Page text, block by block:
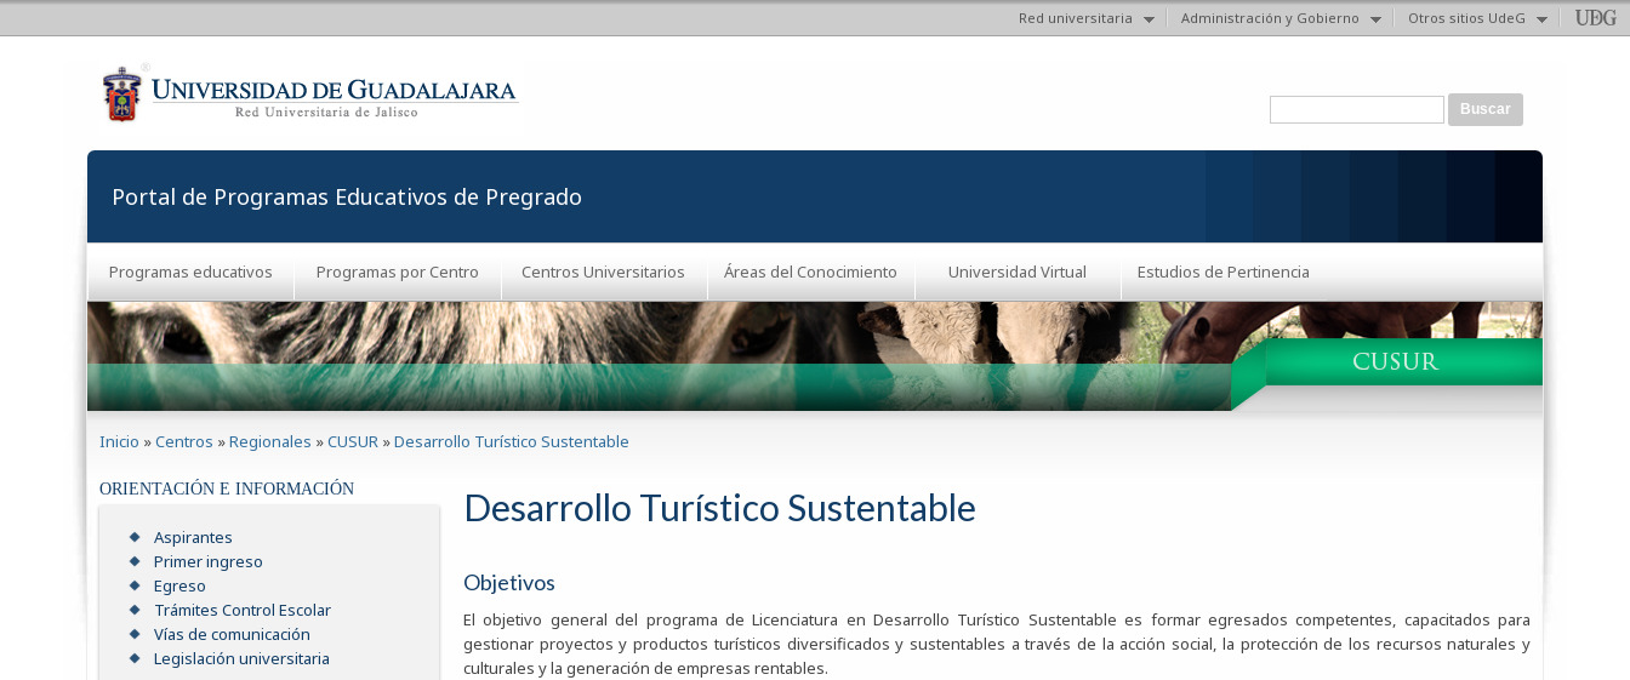
Red universitaria Administración y Gobierno Otros sitios UdeG
Formulario de búsqueda
Portal de Programas Educativos de Pregrado
Programas educativos Programas por Centro Centros Universitarios Áreas del Conocimiento Universidad Virtual Estudios de Pertinencia
Inicio »Centros »Regionales »CUSUR »Desarrollo Turístico Sustentable
ORIENTACIÓN E INFORMACIÓN
Aspirantes
Primer ingreso
Egreso
Trámites Control Escolar
Vías de comunicación
Legislación universitaria
Desarrollo Turístico Sustentable
Objetivos
El objetivo general del programa de Licenciatura en Desarrollo Turístico Sustentable es formar egresados competentes, capacitados para
gestionar proyectos y productos turísticos diversificados y sustentables a través de la acción social, la protección de los recursos naturales y
culturales y la generación de empresas rentables.